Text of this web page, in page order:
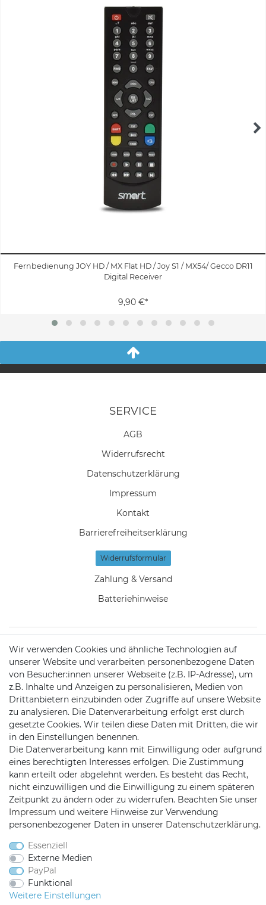
Fernbedienung JOY HD / MX Flat HD / Joy S1 / MX54/ Gecco DR11
Digital Receiver
9,90 €*
SERVICE
AGB
Widerrufs­recht
Daten­schutz­erklärung
Impressum
Kontakt
Barrierefreiheitserklärung
Widerrufs­formular
Zahlung & Versand
Batteriehinweise
KONTAKT
Telefon:09721 / 9453362
Mail: info@satshopping.de
Kopenhagenstr. 4
97424 Schweinfurt
Wir verwenden Cookies und ähnliche Technologien auf
unserer Website und verarbeiten personenbezogene Daten
von Besucher:innen unserer Webseite (z.B. IP-Adresse), um
z.B. Inhalte und Anzeigen zu personalisieren, Medien von
Drittanbietern einzubinden oder Zugriffe auf unsere Website
zu analysieren. Die Datenverarbeitung erfolgt erst durch
gesetzte Cookies. Wir teilen diese Daten mit Dritten, die wir
in den Einstellungen benennen.
Die Datenverarbeitung kann mit Einwilligung oder aufgrund
eines berechtigten Interesses erfolgen. Die Zustimmung
kann erteilt oder abgelehnt werden. Es besteht das Recht,
nicht einzuwilligen und die Einwilligung zu einem späteren
Zeitpunkt zu ändern oder zu widerrufen. Beachten Sie unser
Impressum und weitere Hinweise zur Verwendung
personenbezogener Daten in unserer Daten­schutz­erklärung.
Essenziell
Externe Medien
PayPal
Funktional
Weitere Einstellungen